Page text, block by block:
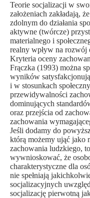
Teorie socjalizacji w
założeniach zakładają,
zdolnym do działania
aktywne (twórcze)
materialnego i
realny wpływ na rozwój
Kryteria oceny
Frączka (1993) można
wyników
i w stosunkach
przewidywalności
dominujących
oraz przejścia od
zachowania
Jeśli dodamy do
którą możemy ująć jako
zachowania ludzkiego,
wywnioskować, że
charakterystyczne dla
nie spełniają
socjalizacyjnych
socjalizację pierwotną